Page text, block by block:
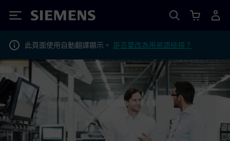
Siemens
此頁面使用自動翻譯顯示。 是否要改為用英語檢視？